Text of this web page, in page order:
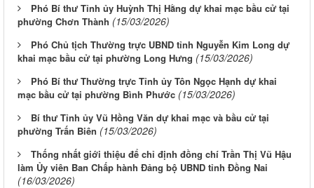
Phó Bí thư Tỉnh ủy Huỳnh Thị Hằng dự khai mạc bầu cử tại
phường Chơn Thành (15/03/2026)
Phó Chủ tịch Thường trực UBND tỉnh Nguyễn Kim Long dự
khai mạc bầu cử tại phường Long Hưng (15/03/2026)
Phó Bí thư Thường trực Tỉnh ủy Tôn Ngọc Hạnh dự khai
mạc bầu cử tại phường Bình Phước (15/03/2026)
Bí thư Tỉnh ủy Vũ Hồng Văn dự khai mạc và bầu cử tại
phường Trấn Biên (15/03/2026)
Thống nhất giới thiệu để chỉ định đồng chí Trần Thị Vũ Hậu
làm Ủy viên Ban Chấp hành Đảng bộ UBND tỉnh Đồng Nai
(16/03/2026)